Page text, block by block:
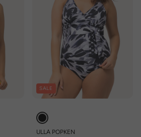
SALE
ULLA POPKEN